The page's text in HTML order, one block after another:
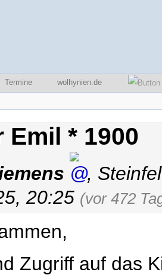
Termine wolhynien.de
Emil * 1900
,
20:25 (vor 472
Zugriff auf das